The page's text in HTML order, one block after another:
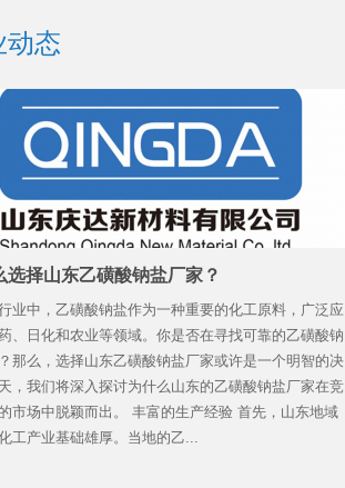
动态
选择山东乙磺酸钠盐厂家？
业中，乙磺酸钠盐作为一种重要的化工原料，广泛应
、日化和农业等领域。你是否在寻找可靠的乙磺酸钠
那么，选择山东乙磺酸钠盐厂家或许是一个明智的决
，我们将深入探讨为什么山东的乙磺酸钠盐厂家在竞
市场中脱颖而出。 丰富的生产经验 首先，山东地域
工产业基础雄厚。当地的乙...